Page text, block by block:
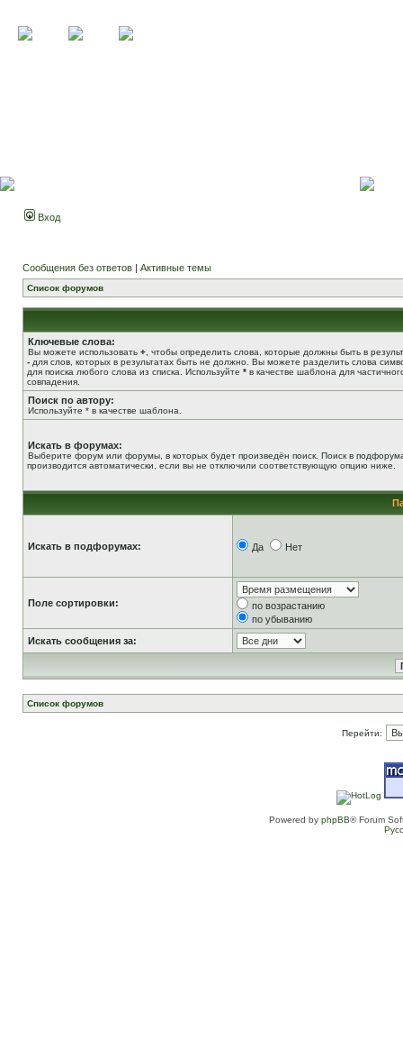
Вход
Сообщения без ответов | Активные темы
Список форумов
Ключевые слова:
Вы можете использовать + , чтобы определить слова, которые должны быть в
- для слов, которых в результатах быть не должно. Вы можете разделить слова
для поиска любого слова из списка. Используйте * в качестве шаблона для
совпадения.
Поиск по автору:
Используйте * в качестве шаблона.
Искать в форумах:
Выберите форум или форумы, в которых будет произведён поиск. Поиск в
производится автоматически, если вы не отключили соответствующую опцию ниже.
Искать в подфорумах: Да Нет
Поле сортировки:
по возрастанию
по убыванию
Искать сообщения за:
Список форумов
Перейти:
Powered by phpBB® Forum